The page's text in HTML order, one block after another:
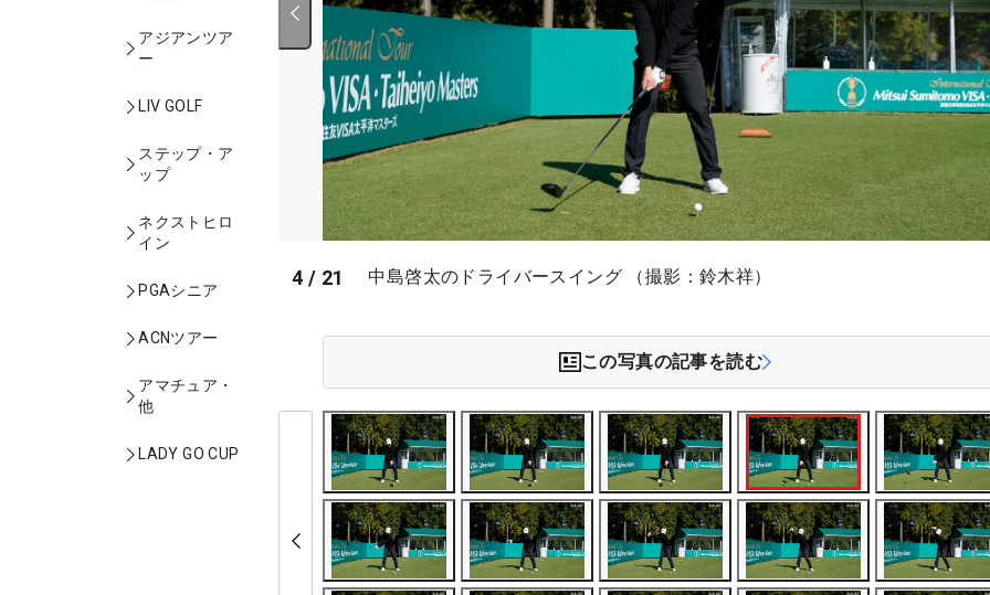
アジアンツア
ー
LIV GOLF
ステップ・ア
ップ
ネクストヒロ
イン
PGAシニア
ACNツアー
アマチュア・
他
LADY GO CUP
4 / 21 中島啓太のドライバースイング （撮影：鈴木祥）
この写真の記事を読む